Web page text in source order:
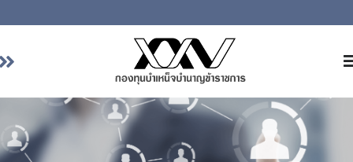
เกี่ยวกับ กบข.
บริการสมาชิก